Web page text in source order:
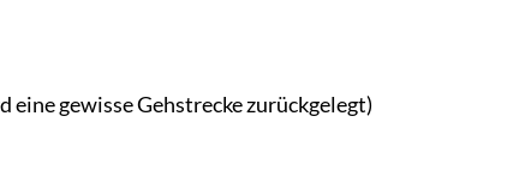
eine gewisse Gehstrecke zurückgelegt)